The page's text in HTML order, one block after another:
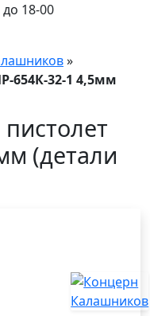
18-00
»
654К-32-1 4,5мм
(детали